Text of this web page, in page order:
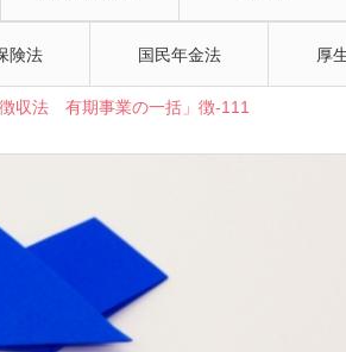
険法 国民年金法 厚
収法 有期事業の一括」徴-111